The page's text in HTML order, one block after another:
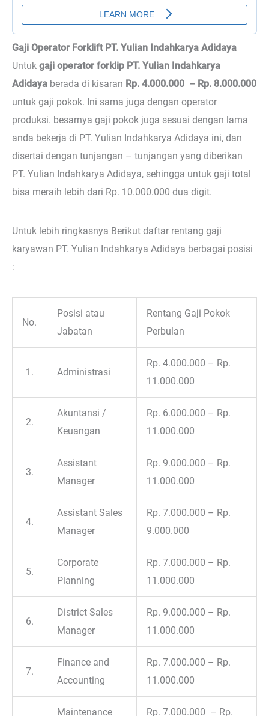
Gaji Operator Forklift PT. Yulian Indahkarya Adidaya
Untuk gaji operator forklip PT. Yulian Indahkarya
Adidaya berada di kisaran Rp. 4.000.000 – Rp. 8.000.000
untuk gaji pokok. Ini sama juga dengan operator
produksi. besarnya gaji pokok juga sesuai dengan lama
anda bekerja di PT. Yulian Indahkarya Adidaya ini, dan
disertai dengan tunjangan – tunjangan yang diberikan
PT. Yulian Indahkarya Adidaya, sehingga untuk gaji total
bisa meraih lebih dari Rp. 10.000.000 dua digit.
Untuk lebih ringkasnya Berikut daftar rentang gaji
karyawan PT. Yulian Indahkarya Adidaya berbagai posisi
:
No.
Posisi atau
Jabatan
Rentang Gaji Pokok
Perbulan
1. Administrasi
Rp. 4.000.000 – Rp.
11.000.000
2.
Akuntansi /
Keuangan
Rp. 6.000.000 – Rp.
11.000.000
3.
Assistant
Manager
Rp. 9.000.000 – Rp.
11.000.000
4.
Assistant Sales
Manager
Rp. 7.000.000 – Rp.
9.000.000
5.
Corporate
Planning
Rp. 7.000.000 – Rp.
11.000.000
6.
District Sales
Manager
Rp. 9.000.000 – Rp.
11.000.000
7.
Finance and
Accounting
Rp. 7.000.000 – Rp.
11.000.000
Maintenance Rp. 7.000.000 – Rp.